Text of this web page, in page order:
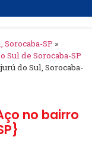
SP »
de Sorocaba-SP
do Sul, Sorocaba-
no bairro